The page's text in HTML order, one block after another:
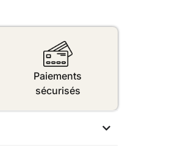
Paiements
sécurisés